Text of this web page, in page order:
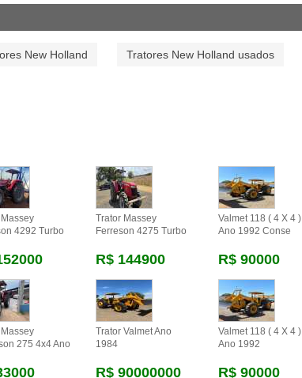
New Holland Tratores New Holland usados
4292 Turbo
Trator Massey
Ferreson 4275 Turbo
R$ 144900
Valmet 118 ( 4 X 4 )
Ano 1992 Conse
R$ 90000
275 4x4 Ano
Trator Valmet Ano
1984
R$ 90000000
Valmet 118 ( 4 X 4 )
Ano 1992
R$ 90000